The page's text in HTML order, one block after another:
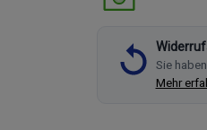
Sie
Mehr